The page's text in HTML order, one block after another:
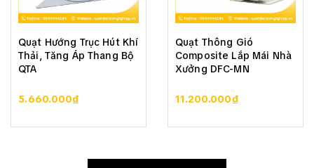
Quạt Hướng Trục Hút Khí
Thải, Tăng Áp Thang Bộ
QTA
5.660.000₫
Quạt Thông Gió
Composite Lắp Mái Nhà
Xưởng DFC-MN
11.200.000₫